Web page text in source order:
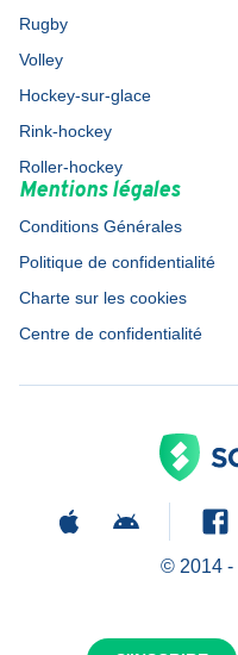
Rugby
Volley
Hockey-sur-glace
Rink-hockey
Roller-hockey
Mentions légales
Conditions Générales
Politique de confidentialité
Charte sur les cookies
Centre de confidentialité
© 2014 -